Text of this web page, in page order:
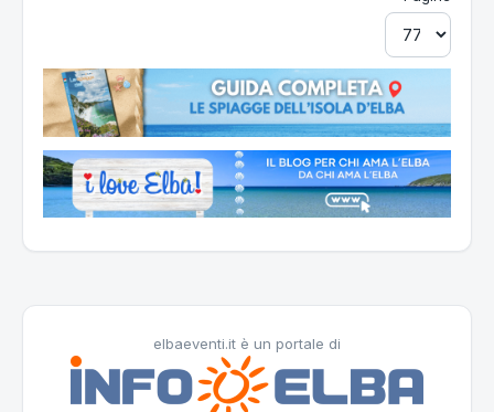
elbaeventi.it è un portale di